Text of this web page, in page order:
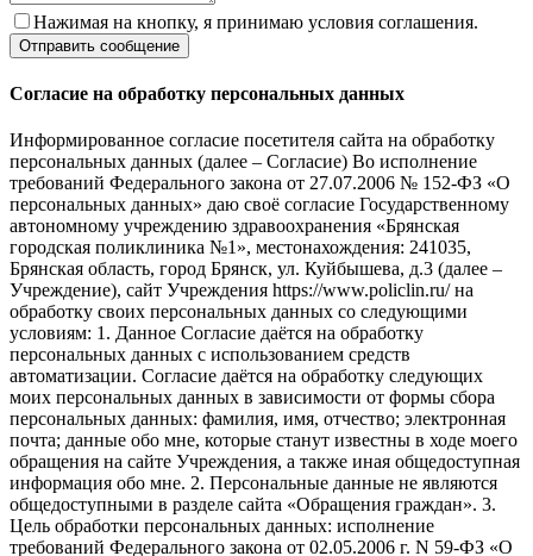
Нажимая на кнопку, я принимаю условия соглашения.
Согласие на обработку персональных данных
Информированное согласие посетителя сайта на обработку
персональных данных (далее – Согласие) Во исполнение
требований Федерального закона от 27.07.2006 № 152-ФЗ «О
персональных данных» даю своё согласие Государственному
автономному учреждению здравоохранения «Брянская
городская поликлиника №1», местонахождения: 241035,
Брянская область, город Брянск, ул. Куйбышева, д.3 (далее –
Учреждение), сайт Учреждения https://www.policlin.ru/ на
обработку своих персональных данных со следующими
условиям: 1. Данное Согласие даётся на обработку
персональных данных с использованием средств
автоматизации. Согласие даётся на обработку следующих
моих персональных данных в зависимости от формы сбора
персональных данных: фамилия, имя, отчество; электронная
почта; данные обо мне, которые станут известны в ходе моего
обращения на сайте Учреждения, а также иная общедоступная
информация обо мне. 2. Персональные данные не являются
общедоступными в разделе сайта «Обращения граждан». 3.
Цель обработки персональных данных: исполнение
требований Федерального закона от 02.05.2006 г. N 59-ФЗ «О